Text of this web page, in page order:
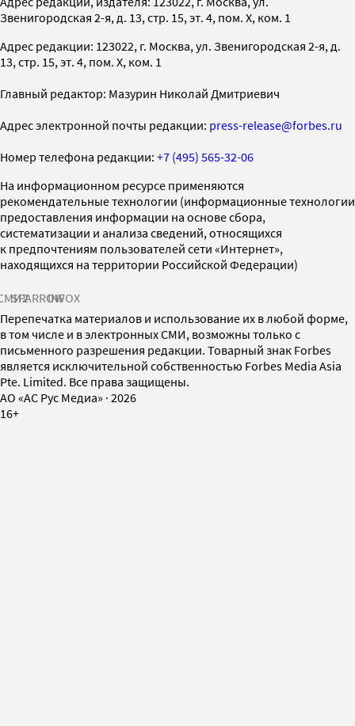
Звенигородская 2-я, д. 13, стр. 15, эт. 4, пом. X, ком. 1
Адрес редакции: 123022, г. Москва, ул. Звенигородская 2-я, д.
13, стр. 15, эт. 4, пом. X, ком. 1
Главный редактор: Мазурин Николай Дмитриевич
Адрес электронной почты редакции: press-release@forbes.ru
Номер телефона редакции: +7 (495) 565-32-06
На информационном ресурсе применяются
рекомендательные технологии (информационные технологии
предоставления информации на основе сбора,
систематизации и анализа сведений, относящихся
к предпочтениям пользователей сети «Интернет»,
находящихся на территории Российской Федерации)
SPARROWINFOX
Перепечатка материалов и использование их в любой форме,
в том числе и в электронных СМИ, возможны только с
письменного разрешения редакции. Товарный знак Forbes
является исключительной собственностью Forbes Media Asia
Pte. Limited. Все права защищены.
AO «АС Рус Медиа» · 2026
16+